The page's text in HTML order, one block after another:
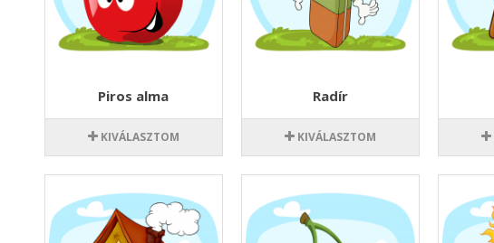
Piros alma
KIVÁLASZTOM
Radír
KIVÁLASZTOM